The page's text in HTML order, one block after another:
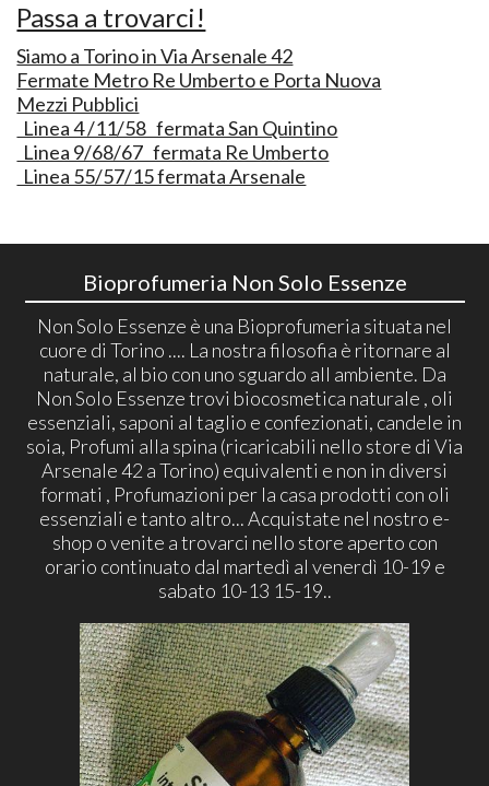
Passa a trovarci!
Siamo a Torino in Via Arsenale 42
Fermate Metro Re Umberto e Porta Nuova
Mezzi Pubblici
Linea 4 /11/58 fermata San Quintino
Linea 9/68/67 fermata Re Umberto
Linea 55/57/15 fermata Arsenale
Bioprofumeria Non Solo Essenze
Non Solo Essenze è una Bioprofumeria situata nel
cuore di Torino .... La nostra filosofia è ritornare al
naturale, al bio con uno sguardo all ambiente. Da
Non Solo Essenze trovi biocosmetica naturale , oli
essenziali, saponi al taglio e confezionati, candele in
soia, Profumi alla spina (ricaricabili nello store di Via
Arsenale 42 a Torino) equivalenti e non in diversi
formati , Profumazioni per la casa prodotti con oli
essenziali e tanto altro... Acquistate nel nostro e-
shop o venite a trovarci nello store aperto con
orario continuato dal martedì al venerdì 10-19 e
sabato 10-13 15-19..